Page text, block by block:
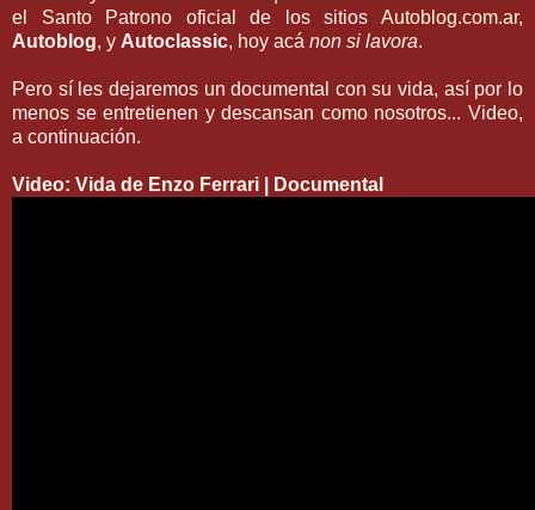
el Santo Patrono oficial de los sitios Autoblog.com.ar,
Autoblog, y Autoclassic, hoy acá non si lavora.
Pero sí les dejaremos un documental con su vida, así por lo
menos se entretienen y descansan como nosotros... Video,
a continuación.
Video: Vida de Enzo Ferrari | Documental